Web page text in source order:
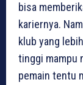
bisa
kariernya.
klub yang
tinggi mampu
pemain tentu